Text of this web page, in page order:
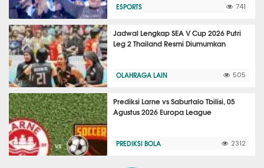
ESPORTS 741
Jadwal Lengkap SEA V Cup 2026 Putri
Leg 2 Thailand Resmi Diumumkan
OLAHRAGA LAIN 505
Prediksi Larne vs Saburtalo Tbilisi, 05
Agustus 2026 Europa League
PREDIKSI BOLA 2312